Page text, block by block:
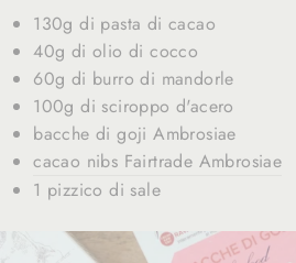
130g di pasta di cacao
40g di olio di cocco
60g di burro di mandorle
100g di sciroppo d'acero
bacche di goji Ambrosiae
cacao nibs Fairtrade Ambrosiae
1 pizzico di sale